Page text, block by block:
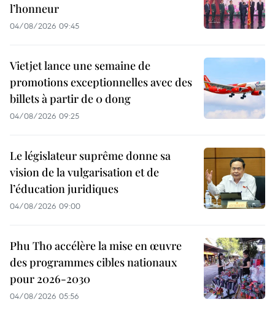
l’honneur
04/08/2026 09:45
Vietjet lance une semaine de
promotions exceptionnelles avec des
billets à partir de 0 dong
04/08/2026 09:25
Le législateur suprême donne sa
vision de la vulgarisation et de
l’éducation juridiques
04/08/2026 09:00
Phu Tho accélère la mise en œuvre
des programmes cibles nationaux
pour 2026-2030
04/08/2026 05:56